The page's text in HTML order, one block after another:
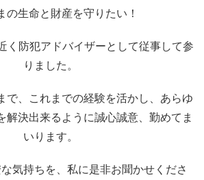
の生命と財産を守りたい！
く防犯アドバイザーとして従事して参
りました。
で、これまでの経験を活かし、あらゆ
解決出来るように誠心誠意、勤めてま
いります。
気持ちを、私に是非お聞かせくださ